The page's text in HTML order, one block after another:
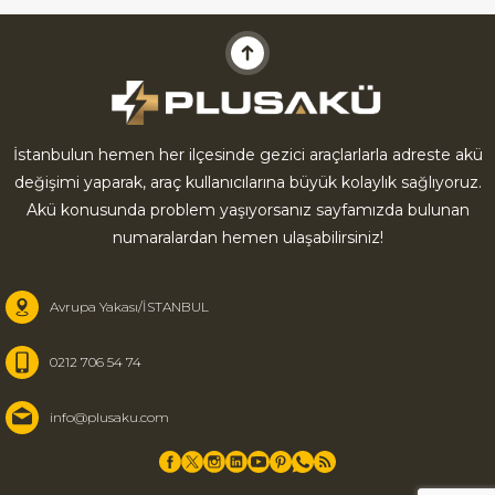
İstanbulun hemen her ilçesinde gezici araçlarlarla adreste akü
değişimi yaparak, araç kullanıcılarına büyük kolaylık sağlıyoruz.
Akü konusunda problem yaşıyorsanız sayfamızda bulunan
numaralardan hemen ulaşabilirsiniz!
Avrupa Yakası/İSTANBUL
0212 706 54 74
info@plusaku.com